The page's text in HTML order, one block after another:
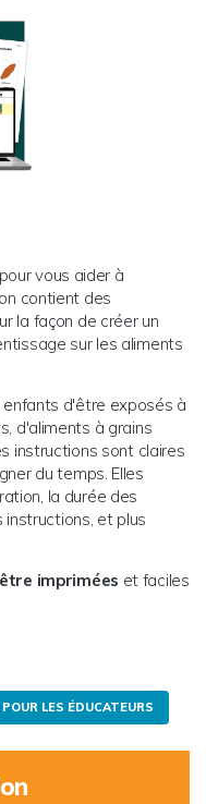
vous aider à
contient des
la façon de créer un
sur les aliments
d'être exposés à
d'aliments à grains
instructions sont claires
du temps. Elles
la durée des
et plus
imprimées et faciles
LES ÉDUCATEURS